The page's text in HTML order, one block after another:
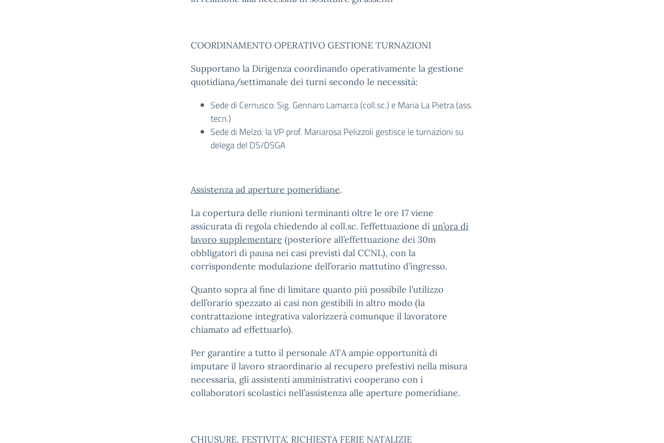
COORDINAMENTO OPERATIVO GESTIONE TURNAZIONI
Supportano la Dirigenza coordinando operativamente la gestione
quotidiana/settimanale dei turni secondo le necessità:
Sede di Cernusco: Sig. Gennaro Lamarca (coll.sc.) e Maria La Pietra (ass.
tecn.)
Sede di Melzo: la VP prof. Mariarosa Pelizzoli gestisce le turnazioni su
delega del DS/DSGA
Assistenza ad aperture pomeridiane.
La copertura delle riunioni terminanti oltre le ore 17 viene
assicurata di regola chiedendo al coll.sc. l’effettuazione di un’ora di
lavoro supplementare (posteriore all’effettuazione dei 30m
obbligatori di pausa nei casi previsti dal CCNL), con la
corrispondente modulazione dell’orario mattutino d’ingresso.
Quanto sopra al fine di limitare quanto più possibile l’utilizzo
dell’orario spezzato ai casi non gestibili in altro modo (la
contrattazione integrativa valorizzerà comunque il lavoratore
chiamato ad effettuarlo).
Per garantire a tutto il personale ATA ampie opportunità di
imputare il lavoro straordinario al recupero prefestivi nella misura
necessaria, gli assistenti amministrativi cooperano con i
collaboratori scolastici nell’assistenza alle aperture pomeridiane.
CHIUSURE, FESTIVITA’, RICHIESTA FERIE NATALIZIE